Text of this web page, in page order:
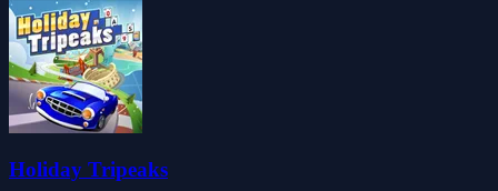
Holiday Tripeaks